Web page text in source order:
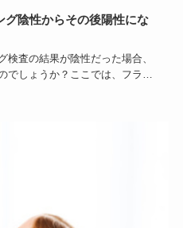
グ陰性からその後陽性にな
検査の結果が陰性だった場合、
でしょうか？ここでは、フライ